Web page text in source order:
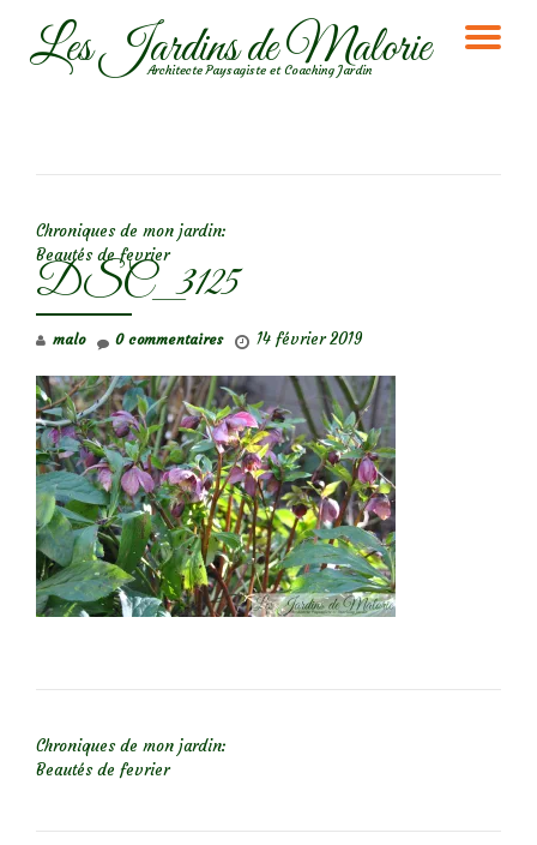
AllerLes Jardins de Malorie
Architecte Paysagiste et Coaching Jardin
Chroniques de mon jardin:
Beautés de fevrier
DSC_3125
malo 14 février 2019
0 commentaires
Chroniques de mon jardin:
Beautés de fevrier